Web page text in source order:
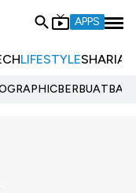
APPS
LIFESTYLESHARIA